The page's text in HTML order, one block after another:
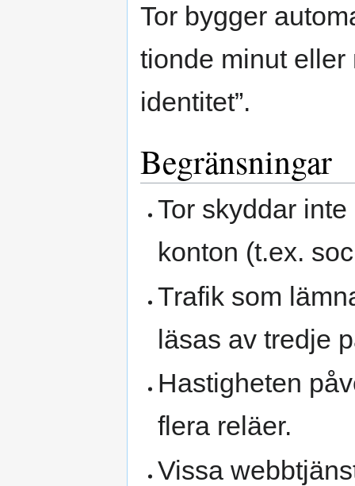
Tor bygger
tionde minut eller
identitet”.
Begränsningar
Tor skyddar
konton (t.ex.
Trafik som
läsas av tredje
Hastigheten
flera reläer.
Vissa